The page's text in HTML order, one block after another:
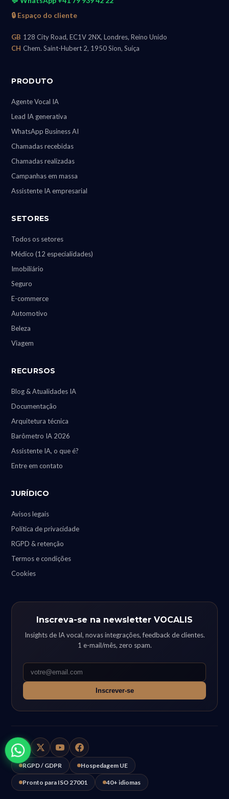
🔒 Espaço do cliente
GB 128 City Road, EC1V 2NX, Londres, Reino Unido
CH Chem. Saint-Hubert 2, 1950 Sion, Suíça
PRODUTO
Agente Vocal IA
Lead IA generativa
WhatsApp Business AI
Chamadas recebidas
Chamadas realizadas
Campanhas em massa
Assistente IA empresarial
SETORES
Todos os setores
Médico (12 especialidades)
Imobiliário
Seguro
E-commerce
Automotivo
Beleza
Viagem
RECURSOS
Blog & Atualidades IA
Documentação
Arquitetura técnica
Barômetro IA 2026
Assistente IA, o que é?
Entre em contato
JURÍDICO
Avisos legais
Política de privacidade
RGPD & retenção
Termos e condições
Cookies
Inscreva-se na newsletter VOCALIS
Insights de IA vocal, novas integrações, feedback de clientes.
1 e-mail/mês, zero spam.
Inscrever-se
RGPD / GDPR Hospedagem UE
Pronto para ISO 27001 40+ idiomas